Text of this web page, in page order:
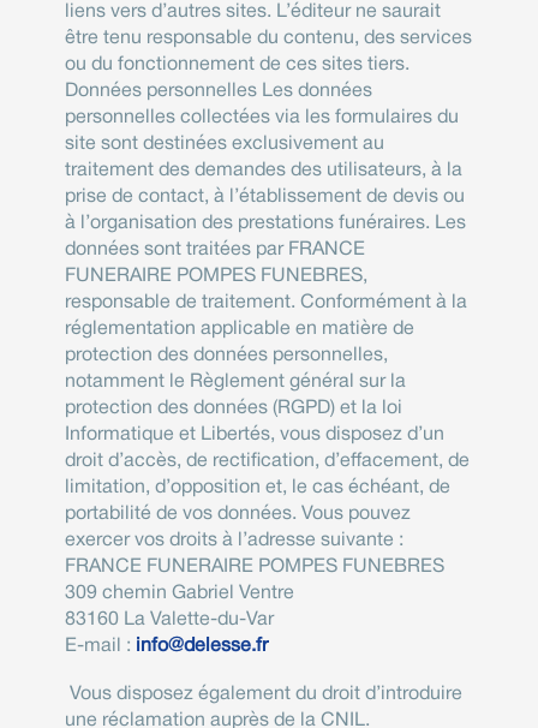
liens vers d’autres sites. L’éditeur ne saurait
être tenu responsable du contenu, des services
ou du fonctionnement de ces sites tiers.
Données personnelles Les données
personnelles collectées via les formulaires du
site sont destinées exclusivement au
traitement des demandes des utilisateurs, à la
prise de contact, à l’établissement de devis ou
à l’organisation des prestations funéraires. Les
données sont traitées par FRANCE
FUNERAIRE POMPES FUNEBRES,
responsable de traitement. Conformément à la
réglementation applicable en matière de
protection des données personnelles,
notamment le Règlement général sur la
protection des données (RGPD) et la loi
Informatique et Libertés, vous disposez d’un
droit d’accès, de rectification, d’effacement, de
limitation, d’opposition et, le cas échéant, de
portabilité de vos données. Vous pouvez
exercer vos droits à l’adresse suivante :
FRANCE FUNERAIRE POMPES FUNEBRES
309 chemin Gabriel Ventre
83160 La Valette-du-Var
E-mail :
info@delesse.fr
Vous disposez également du droit d’introduire
une réclamation auprès de la CNIL.